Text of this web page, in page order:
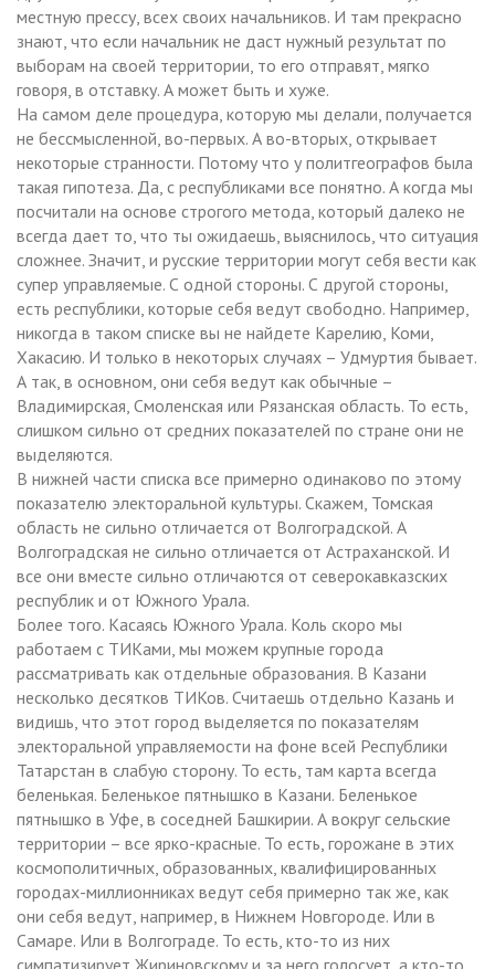
местную прессу, всех своих начальников. И там прекрасно
знают, что если начальник не даст нужный результат по
выборам на своей территории, то его отправят, мягко
говоря, в отставку. А может быть и хуже.
На самом деле процедура, которую мы делали, получается
не бессмысленной, во-первых. А во-вторых, открывает
некоторые странности. Потому что у политгеографов была
такая гипотеза. Да, с республиками все понятно. А когда мы
посчитали на основе строгого метода, который далеко не
всегда дает то, что ты ожидаешь, выяснилось, что ситуация
сложнее. Значит, и русские территории могут себя вести как
супер управляемые. С одной стороны. С другой стороны,
есть республики, которые себя ведут свободно. Например,
никогда в таком списке вы не найдете Карелию, Коми,
Хакасию. И только в некоторых случаях – Удмуртия бывает.
А так, в основном, они себя ведут как обычные –
Владимирская, Смоленская или Рязанская область. То есть,
слишком сильно от средних показателей по стране они не
выделяются.
В нижней части списка все примерно одинаково по этому
показателю электоральной культуры. Скажем, Томская
область не сильно отличается от Волгоградской. А
Волгоградская не сильно отличается от Астраханской. И
все они вместе сильно отличаются от северокавказских
республик и от Южного Урала.
Более того. Касаясь Южного Урала. Коль скоро мы
работаем с ТИКами, мы можем крупные города
рассматривать как отдельные образования. В Казани
несколько десятков ТИКов. Считаешь отдельно Казань и
видишь, что этот город выделяется по показателям
электоральной управляемости на фоне всей Республики
Татарстан в слабую сторону. То есть, там карта всегда
беленькая. Беленькое пятнышко в Казани. Беленькое
пятнышко в Уфе, в соседней Башкирии. А вокруг сельские
территории – все ярко-красные. То есть, горожане в этих
космополитичных, образованных, квалифицированных
городах-миллионниках ведут себя примерно так же, как
они себя ведут, например, в Нижнем Новгороде. Или в
Самаре. Или в Волгограде. То есть, кто-то из них
симпатизирует Жириновскому и за него голосует, а кто-то